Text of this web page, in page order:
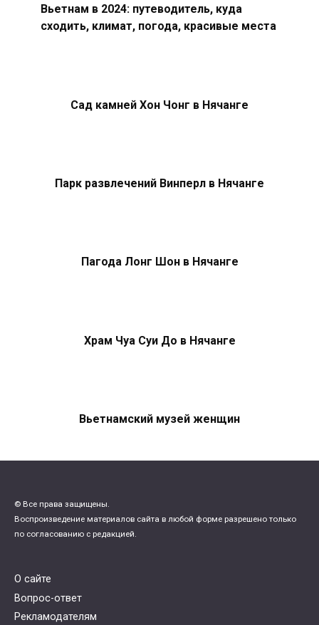
Вьетнам в 2024: путеводитель, куда
сходить, климат, погода, красивые места
Сад камней Хон Чонг в Нячанге
Парк развлечений Винперл в Нячанге
Пагода Лонг Шон в Нячанге
Храм Чуа Суи До в Нячанге
Вьетнамский музей женщин
© Все права защищены.
Воспроизведение материалов сайта в любой форме разрешено только
по согласованию с редакцией.
О сайте
Вопрос-ответ
Рекламодателям